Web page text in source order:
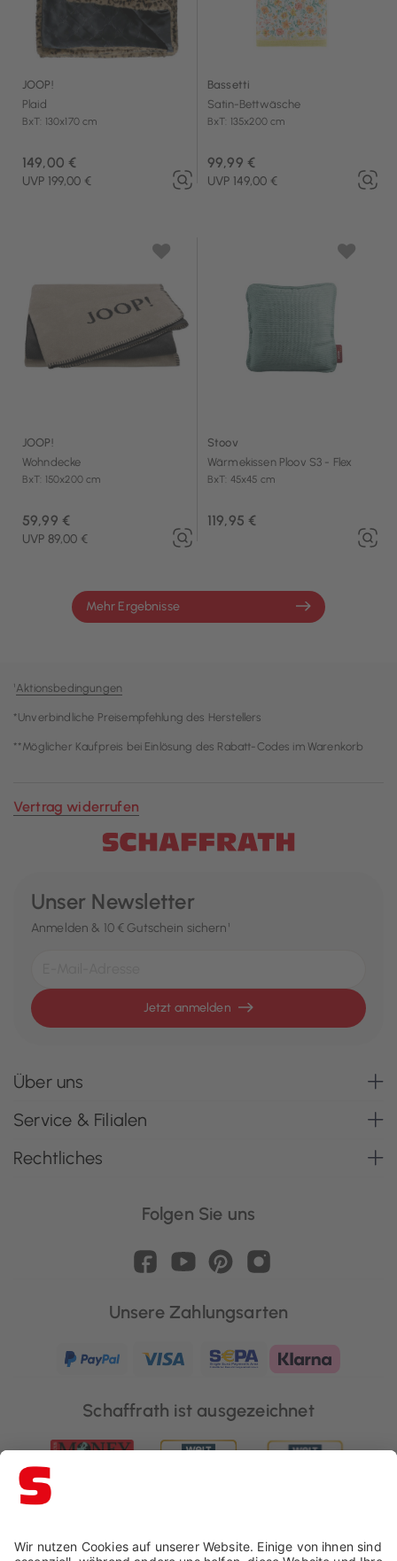
JOOP!
Plaid
BxT: 130x170 cm
149,00 €
UVP 199,00 €
Bassetti
Satin-Bettwäsche
BxT: 135x200 cm
99,99 €
UVP 149,00 €
JOOP!
Wohndecke
BxT: 150x200 cm
59,99 €
UVP 89,00 €
Stoov
Wärmekissen Ploov S3 - Flex
BxT: 45x45 cm
119,95 €
Mehr Ergebnisse
¹Aktionsbedingungen
*Unverbindliche Preisempfehlung des Herstellers
**Möglicher Kaufpreis bei Einlösung des Rabatt-Codes im Warenkorb
Vertrag widerrufen
Unser Newsletter
Anmelden & 10 € Gutschein sichern¹
Jetzt anmelden
Über uns
Service & Filialen
Rechtliches
Folgen Sie uns
Unsere Zahlungsarten
Schaffrath ist ausgezeichnet